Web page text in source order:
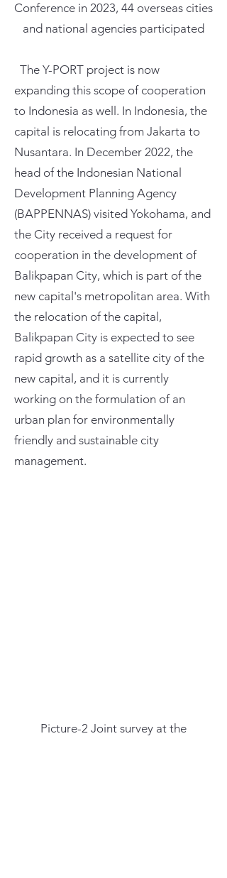
Conference in 2023, 44 overseas cities
and national agencies participated
The Y-PORT project is now
expanding this scope of cooperation
to Indonesia as well. In Indonesia, the
capital is relocating from Jakarta to
Nusantara. In December 2022, the
head of the Indonesian National
Development Planning Agency
(BAPPENNAS) visited Yokohama, and
the City received a request for
cooperation in the development of
Balikpapan City, which is part of the
new capital's metropolitan area. With
the relocation of the capital,
Balikpapan City is expected to see
rapid growth as a satellite city of the
new capital, and it is currently
working on the formulation of an
urban plan for environmentally
friendly and sustainable city
management.
Picture-2 Joint survey at the